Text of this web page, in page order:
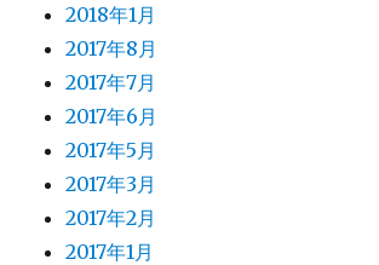
2018年1月
2017年8月
2017年7月
2017年6月
2017年5月
2017年3月
2017年2月
2017年1月